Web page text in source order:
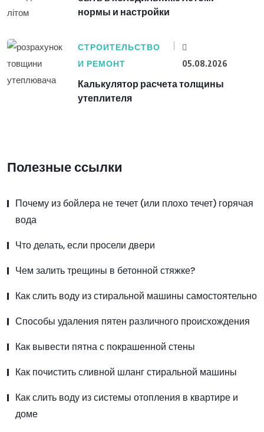
нормы и настройки
СТРОИТЕЛЬСТВО
И РЕМОНТ
05.08.2026
Калькулятор расчета толщины
утеплителя
Полезные ссылки
Почему из бойлера не течет (или плохо течет) горячая
вода
Что делать, если просели двери
Чем залить трещины в бетонной стяжке?
Как слить воду из стиральной машины самостоятельно
Способы удаления пятен различного происхождения
Как вывести пятна с покрашенной стены
Как почистить сливной шланг стиральной машины
Как слить воду из системы отопления в квартире и
доме